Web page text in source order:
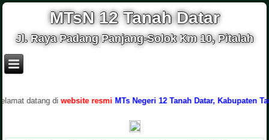
MTsN 12 Tanah Datar
Jl. Raya Padang Panjang-Solok Km 10, Pitalah
diwebsite resmi MTs Negeri 12 Tanah Datar, Kabupaten Tanah